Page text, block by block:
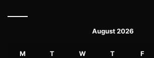
August 2026
M T W T F